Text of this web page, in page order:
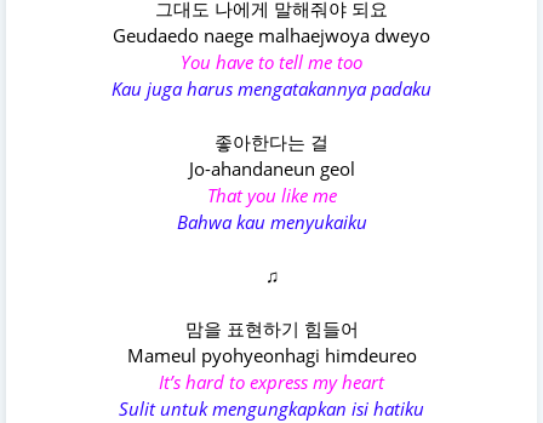
그대도 나에게 말해줘야 되요
Geudaedo naege malhaejwoya dweyo
You have to tell me too
Kau juga harus mengatakannya padaku
좋아한다는 걸
Jo-ahandaneun geol
That you like me
Bahwa kau menyukaiku
♫
맘을 표현하기 힘들어
Mameul pyohyeonhagi himdeureo
It’s hard to express my heart
Sulit untuk mengungkapkan isi hatiku